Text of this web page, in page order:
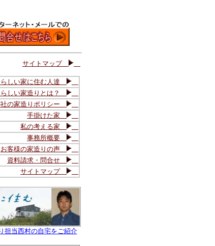
サイトマップ
らしい家に住む人達
らしい家造りとは？
の家造りポリシー
手掛けた家
私の考える家
事務所概要
お客様の家造りの声
資料請求・問合せ
サイトマップ
担当西村の自宅をご紹介